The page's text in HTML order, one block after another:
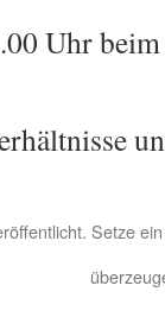
Uhr
Setze